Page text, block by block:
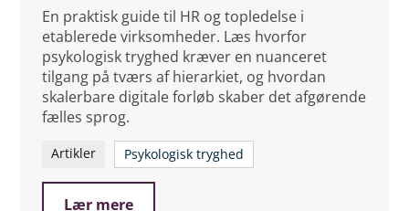
En praktisk guide til HR og topledelse i
etablerede virksomheder. Læs hvorfor
psykologisk tryghed kræver en nuanceret
tilgang på tværs af hierarkiet, og hvordan
skalerbare digitale forløb skaber det afgørende
fælles sprog.
Artikler Psykologisk tryghed
Lær mere